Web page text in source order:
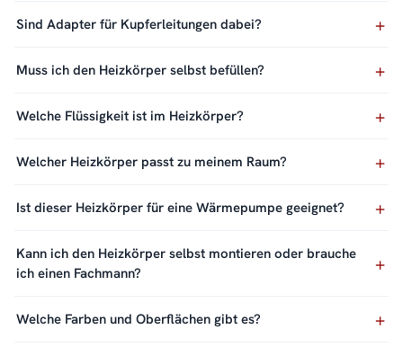
Sind Adapter für Kupferleitungen dabei?
Muss ich den Heizkörper selbst befüllen?
Welche Flüssigkeit ist im Heizkörper?
Welcher Heizkörper passt zu meinem Raum?
Ist dieser Heizkörper für eine Wärmepumpe geeignet?
Kann ich den Heizkörper selbst montieren oder brauche
ich einen Fachmann?
Welche Farben und Oberflächen gibt es?